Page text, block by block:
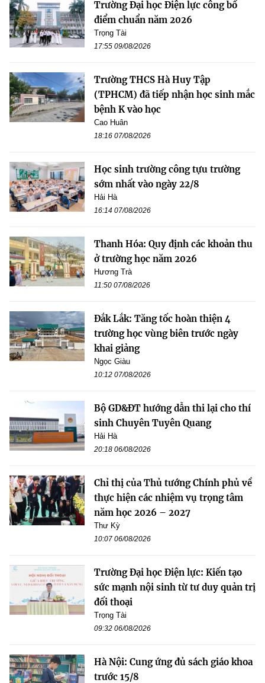
Trường Đại học Điện lực công bố
điểm chuẩn năm 2026
Trọng Tài
17:55 09/08/2026
Trường THCS Hà Huy Tập
(TPHCM) đã tiếp nhận học sinh mắc
bệnh K vào học
Cao Huân
18:16 07/08/2026
Học sinh trường công tựu trường
sớm nhất vào ngày 22/8
Hải Hà
16:14 07/08/2026
Thanh Hóa: Quy định các khoản thu
ở trường học năm 2026
Hương Trà
11:50 07/08/2026
Đắk Lắk: Tăng tốc hoàn thiện 4
trường học vùng biên trước ngày
khai giảng
Ngọc Giàu
10:12 07/08/2026
Bộ GD&ĐT hướng dẫn thi lại cho thí
sinh Chuyên Tuyên Quang
Hải Hà
20:18 06/08/2026
Chỉ thị của Thủ tướng Chính phủ về
thực hiện các nhiệm vụ trọng tâm
năm học 2026 – 2027
Thư Kỳ
10:07 06/08/2026
Trường Đại học Điện lực: Kiến tạo
sức mạnh nội sinh từ tư duy quản trị
đối thoại
Trọng Tài
09:32 06/08/2026
Hà Nội: Cung ứng đủ sách giáo khoa
trước 15/8